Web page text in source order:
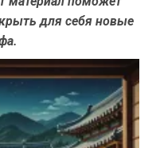
для себя новые